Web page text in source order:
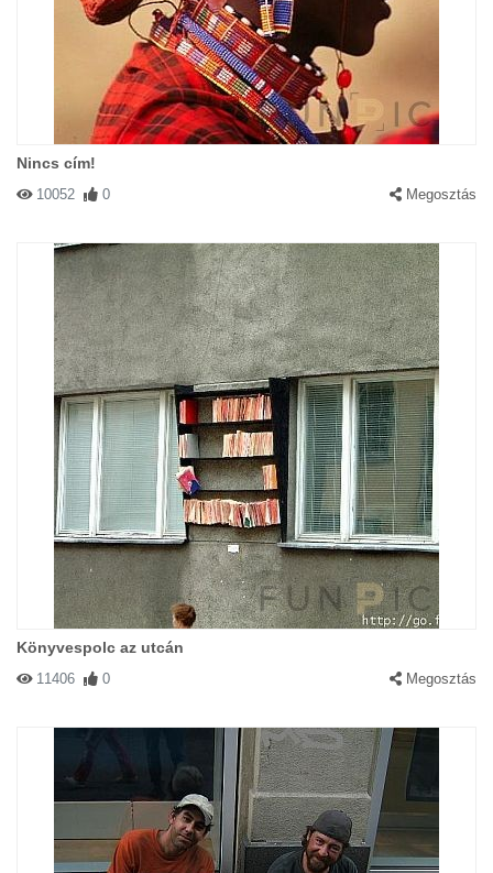
Nincs cím!
10052 0 Megosztás
Könyvespolc az utcán
11406 0 Megosztás